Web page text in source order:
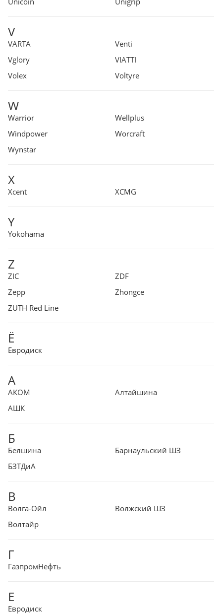
V
VARTA
Venti
Vglory
VIATTI
Volex
Voltyre
W
Warrior
Wellplus
Windpower
Worсraft
Wynstar
X
Xcent XCMG
Y
Yokohama
Z
ZIC
ZDF
Zepp
Zhongce
ZUTH Red Line
Ё
Евродиск
А
АКОМ
Алтайшина
АШК
Б
Белшина
Барнаульский ШЗ
БЗТДиА
В
Волга-Ойл
Волжский ШЗ
Волтайр
Г
ГазпромНефть
Е
Евродиск